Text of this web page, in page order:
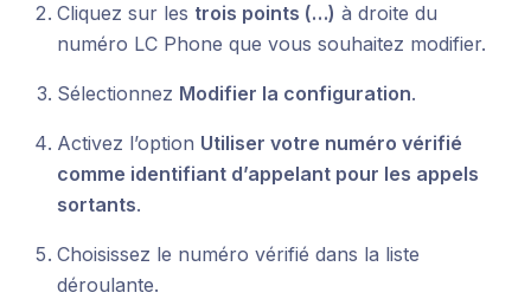
Cliquez sur les trois points (…) à droite du
numéro LC Phone que vous souhaitez modifier.
Sélectionnez Modifier la configuration.
Activez l’option Utiliser votre numéro vérifié
comme identifiant d’appelant pour les appels
sortants.
Choisissez le numéro vérifié dans la liste
déroulante.